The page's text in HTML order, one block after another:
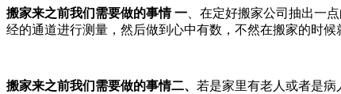
搬家来之前我们需要做的事情 一 、在定好搬家公司抽出一
经的通道进行测量，然后做到心中有数，不然在搬家的时
搬家来之前我们需要做的事情二、 若是家里有老人或者是